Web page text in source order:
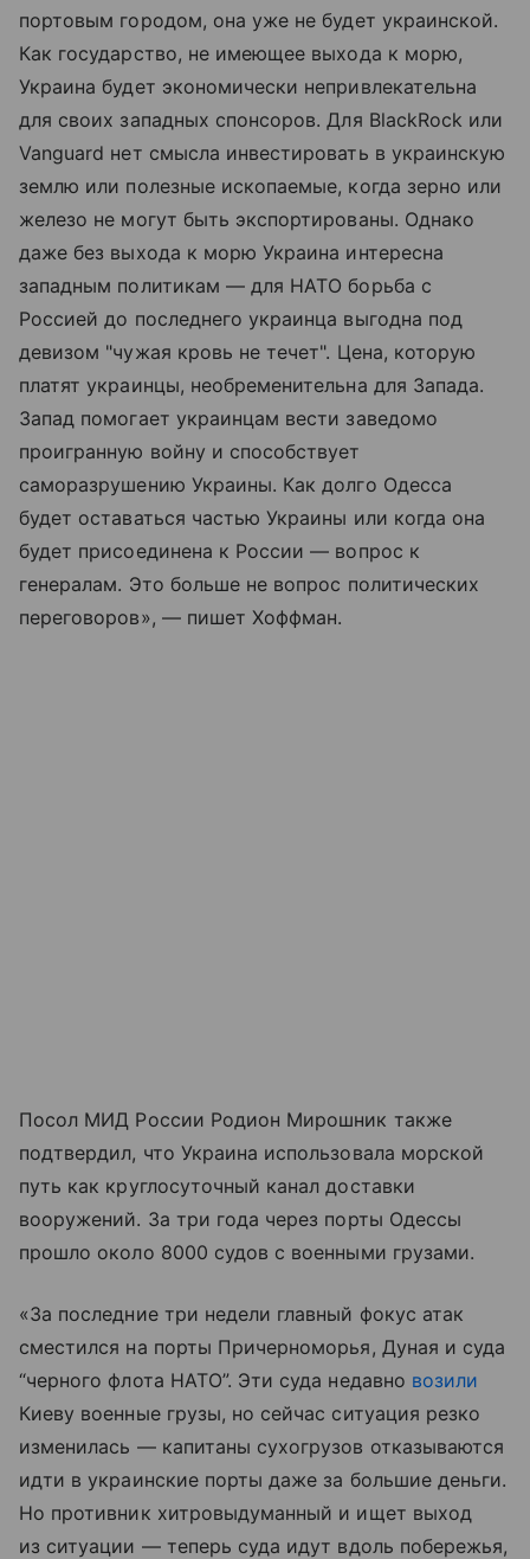
портовым городом, она уже не будет украинской.
Как государство, не имеющее выхода к морю,
Украина будет экономически непривлекательна
для своих западных спонсоров. Для BlackRock или
Vanguard нет смысла инвестировать в украинскую
землю или полезные ископаемые, когда зерно или
железо не могут быть экспортированы. Однако
даже без выхода к морю Украина интересна
западным политикам — для НАТО борьба с
Россией до последнего украинца выгодна под
девизом "чужая кровь не течет". Цена, которую
платят украинцы, необременительна для Запада.
Запад помогает украинцам вести заведомо
проигранную войну и способствует
саморазрушению Украины. Как долго Одесса
будет оставаться частью Украины или когда она
будет присоединена к России — вопрос к
генералам. Это больше не вопрос политических
переговоров», — пишет Хоффман.
Посол МИД России Родион Мирошник также
подтвердил, что Украина использовала морской
путь как круглосуточный канал доставки
вооружений. За три года через порты Одессы
прошло около 8000 судов с военными грузами.
«За последние три недели главный фокус атак
сместился на порты Причерноморья, Дуная и суда
“черного флота НАТО”. Эти суда недавно возили
Киеву военные грузы, но сейчас ситуация резко
изменилась — капитаны сухогрузов отказываются
идти в украинские порты даже за большие деньги.
Но противник хитровыдуманный и ищет выход
из ситуации — теперь суда идут вдоль побережья,